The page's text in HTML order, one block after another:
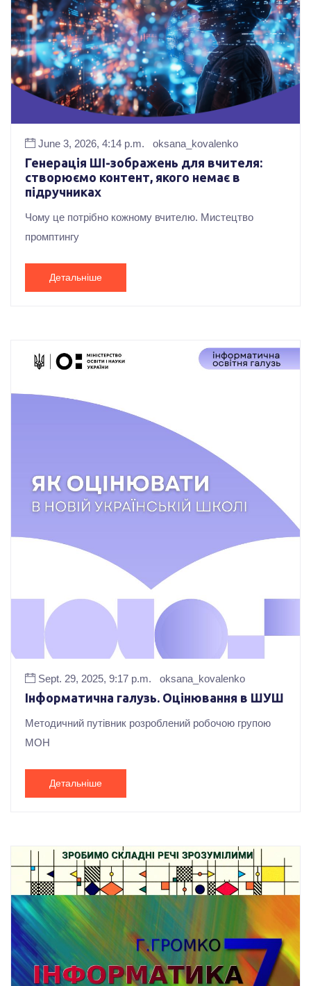
June 3, 2026, 4:14 p.m. oksana_kovalenko
Генерація ШІ-зображень для вчителя:
створюємо контент, якого немає в
підручниках
Чому це потрібно кожному вчителю. Мистецтво
промптингу
Детальніше
Sept. 29, 2025, 9:17 p.m. oksana_kovalenko
Інформатична галузь. Оцінювання в ШУШ
Методичний путівник розроблений робочою групою
МОН
Детальніше